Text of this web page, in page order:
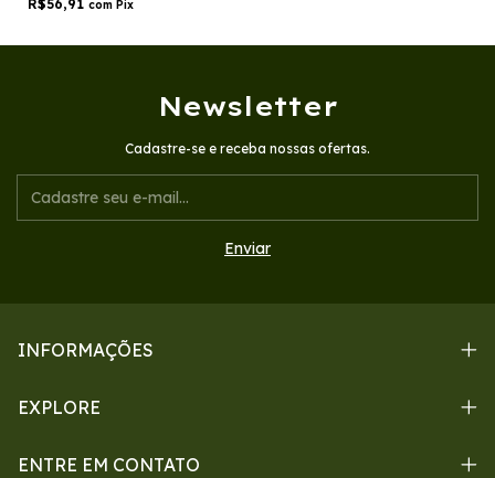
R$56,91 com Pix
Newsletter
Cadastre-se e receba nossas ofertas.
INFORMAÇÕES
EXPLORE
ENTRE EM CONTATO